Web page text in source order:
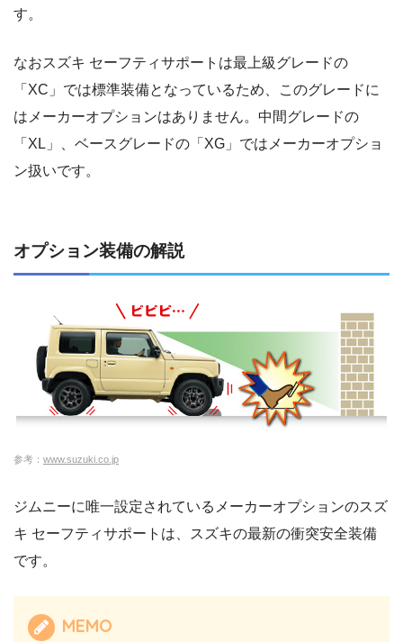
す。
なおスズキ セーフティサポートは最上級グレードの
「XC」では標準装備となっているため、このグレードに
はメーカーオプションはありません。中間グレードの
「XL」、ベースグレードの「XG」ではメーカーオプショ
ン扱いです。
オプション装備の解説
参考： www.suzuki.co.jp
ジムニーに唯一設定されているメーカーオプションのスズ
キ セーフティサポートは、スズキの最新の衝突安全装備
です。
MEMO